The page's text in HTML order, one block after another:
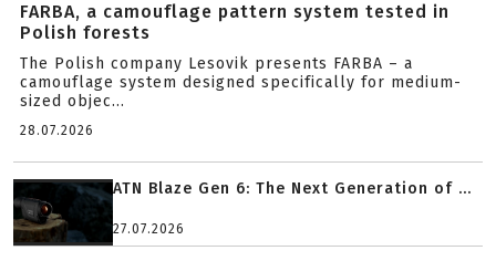
FARBA, a camouflage pattern system tested in
Polish forests
The Polish company Lesovik presents FARBA – a
camouflage system designed specifically for medium-
sized objec...
28.07.2026
ATN Blaze Gen 6: The Next Generation of ...
27.07.2026